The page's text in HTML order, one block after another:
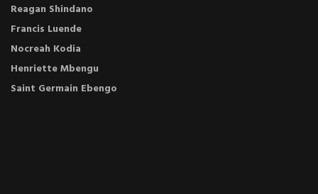
Reagan Shindano
Francis Luende
Nocreah Kodia
Henriette Mbengu
Saint Germain Ebengo